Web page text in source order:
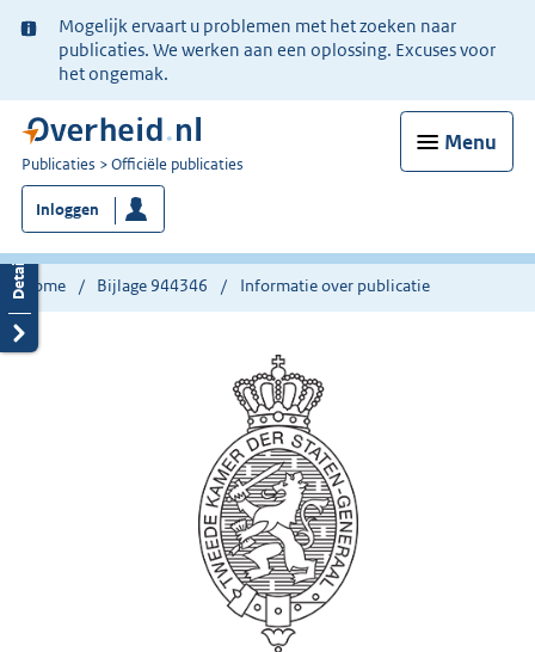
Ter
informatie:
Mogelijk ervaart u problemen met het zoeken naar
publicaties. We werken aan een oplossing. Excuses voor
het ongemak.
Menu
U
bent
nu
hier:
Publicaties Officiële publicaties
Inloggen
Home Bijlage 944346 Informatie over publicatie